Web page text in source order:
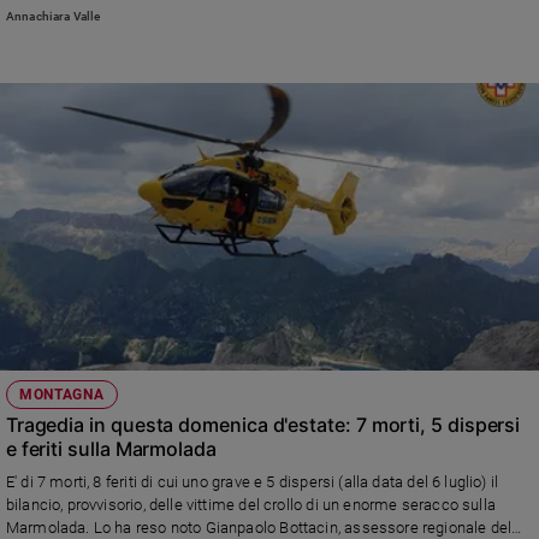
Annachiara Valle
MONTAGNA
Tragedia in questa domenica d'estate: 7 morti, 5 dispersi
e feriti sulla Marmolada
E' di 7 morti, 8 feriti di cui uno grave e 5 dispersi (alla data del 6 luglio) il
bilancio, provvisorio, delle vittime del crollo di un enorme seracco sulla
Marmolada. Lo ha reso noto Gianpaolo Bottacin, assessore regionale del